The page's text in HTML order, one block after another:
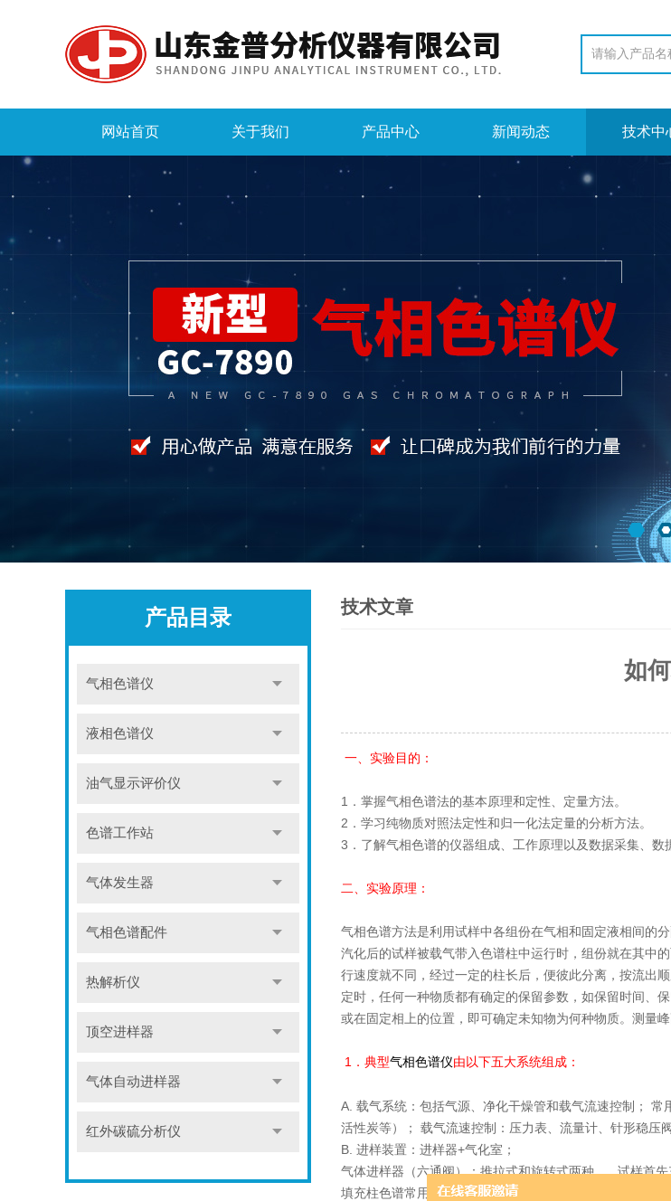
网站首页 关于我们 产品中心 新闻动态 技术中
产品目录
气相色谱仪
液相色谱仪
油气显示评价仪
色谱工作站
气体发生器
气相色谱配件
热解析仪
顶空进样器
气体自动进样器
红外碳硫分析仪
技术文章
如
一、实验目的：
1．掌握气相色谱法的基本原理和定性、定量方法。
2．学习纯物质对照法定性和归一化法定量的分析方法。
3．了解气相色谱的仪器组成、工作原理以及数据采集、数
二、实验原理：
气相色谱方法是利用试样中各组份在气相和固定液相间的
汽化后的试样被载气带入色谱柱中运行时，组份就在其中
行速度就不同，经过一定的柱长后，便彼此分离，按流
定时，任何一种物质都有确定的保留参数，如保留时间、
或在固定相上的位置，即可确定未知物为何种物质。测量
1．典型气相色谱仪由以下五大系统组成：
A. 载气系统：包括气源、净化干燥管和载气流速控制；
活性炭等）； 载气流速控制：压力表、流量计、针形稳压
B. 进样装置：进样器+气化室；
气体进样器（六通阀）：推拉式和旋转式两种。 试样首
填充柱色谱常用10μL；毛细管色谱常用1μL； 气化室：将